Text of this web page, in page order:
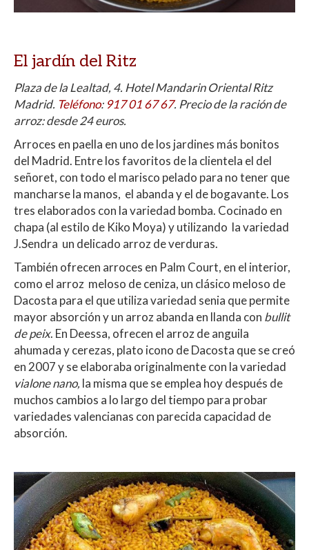
El jardín del Ritz
Plaza de la Lealtad, 4. Hotel Mandarin Oriental Ritz
Madrid. Teléfono: 917 01 67 67. Precio de la ración de
arroz: desde 24 euros.
Arroces en paella en uno de los jardines más bonitos
del Madrid. Entre los favoritos de la clientela el del
señoret, con todo el marisco pelado para no tener que
mancharse la manos, el abanda y el de bogavante. Los
tres elaborados con la variedad bomba. Cocinado en
chapa (al estilo de Kiko Moya) y utilizando la variedad
J.Sendra un delicado arroz de verduras.
También ofrecen arroces en Palm Court, en el interior,
como el arroz meloso de ceniza, un clásico meloso de
Dacosta para el que utiliza variedad senia que permite
mayor absorción y un arroz abanda en llanda con bullit
de peix. En Deessa, ofrecen el arroz de anguila
ahumada y cerezas, plato icono de Dacosta que se creó
en 2007 y se elaboraba originalmente con la variedad
vialone nano, la misma que se emplea hoy después de
muchos cambios a lo largo del tiempo para probar
variedades valencianas con parecida capacidad de
absorción.